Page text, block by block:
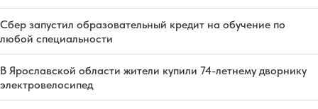
Сбер запустил образовательный кредит на обучение по
любой специальности
В Ярославской области жители купили 74-летнему дворнику
электровелосипед